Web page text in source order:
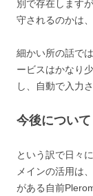
別で存在します
守されるのかは
細かい所の話で
ービスはかなり
し、自動で入力
今後について
という訳で日々
メインの活用は
がある自前